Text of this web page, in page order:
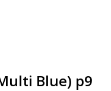
Blue) р9